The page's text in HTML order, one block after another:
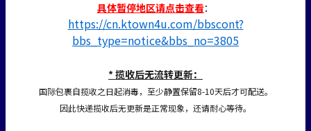
具体暂停地区请点击查看：
https://cn.ktown4u.com/bbscont?
bbs_type=notice&bbs_no=3805
* 揽收后无流转更新：
国际包裹自揽收之日起消毒，至少静置保留8-10天后才可配送。
因此快递揽收后无更新是正常现象，还请耐心等待。